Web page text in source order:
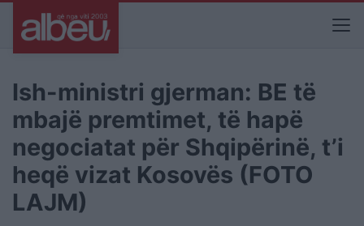
Ish-ministri gjerman: BE të
mbajë premtimet, të hapë
negociatat për Shqipërinë, t’i
heqë vizat Kosovës (FOTO
LAJM)